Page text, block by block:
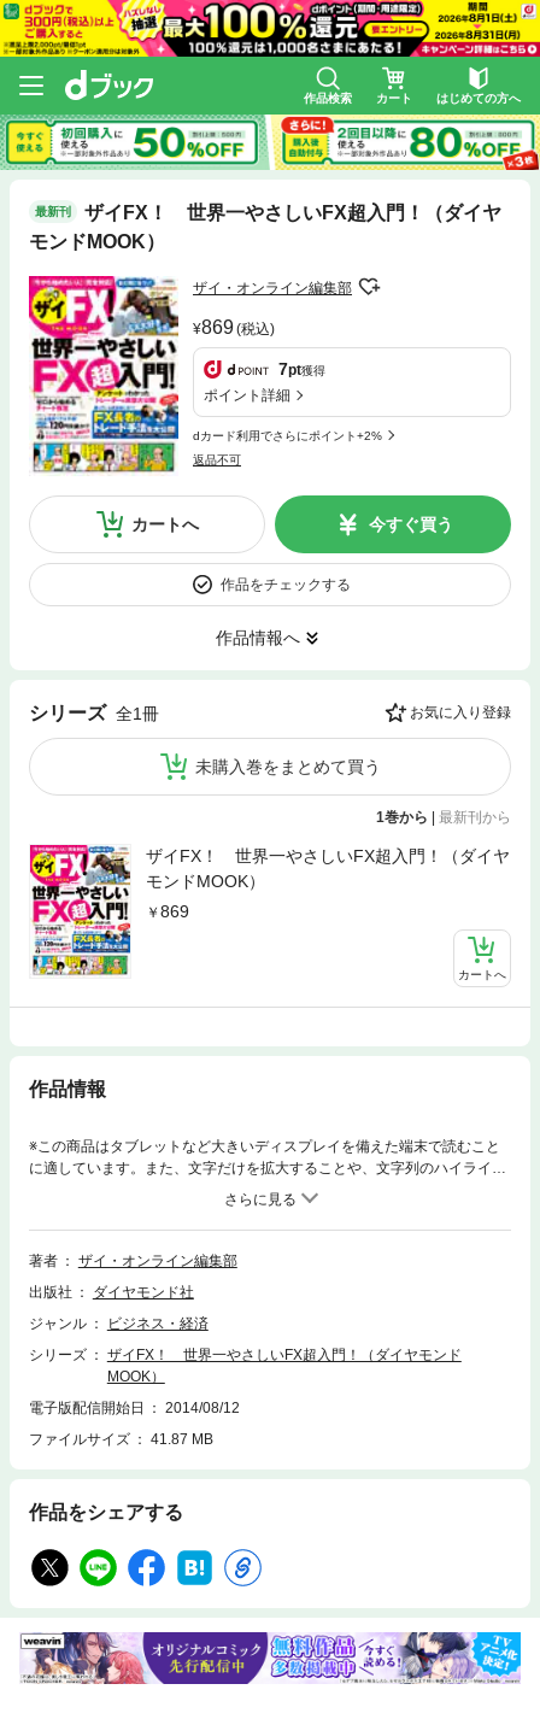
作品検索 カート はじめての方へ
最新刊
ザイFX！ 世界一やさしいFX超入門！（ダイヤ
モンドMOOK）
ザイ・オンライン編集部
869(税込)
7pt獲得
ポイント詳細
dカード利用でさらにポイント+2%
返品不可
カートへ 今すぐ買う
作品をチェックする
作品情報へ
シリーズ 全1冊 お気に入り登録
未購入巻をまとめて買う
1巻から | 最新刊から
ザイFX！ 世界一やさしいFX超入門！（ダイヤ
モンドMOOK）
869
カートへ
作品情報
※この商品はタブレットなど大きいディスプレイを備えた端末で読むこと
に適しています。また、文字だけを拡大することや、文字列のハイライ
ト、検索、辞書の参照、引用などの機能が使用できません。今からFXを始
めたい人、完全対応！FX取引の基礎から、為替予測、実践的なトレード手
法を「世界一わかりやすい解説」でまとめました。著名なFXトレーダーも
多数登場しているので、初心者のみならず、中・上級者が読んでも大満足
＊ダイヤモンドMOOK（2013年5月31日発売）を電子書籍化したもので
す。＊肩書や名称、価格、データなどは発売時点のものです。
著者
ザイ・オンライン編集部
出版社
ダイヤモンド社
ジャンル
ビジネス・経済
シリーズ
ザイFX！ 世界一やさしいFX超入門！（ダイヤモンド
MOOK）
電子版配信開始日
2014/08/12
ファイルサイズ
41.87 MB
作品をシェアする